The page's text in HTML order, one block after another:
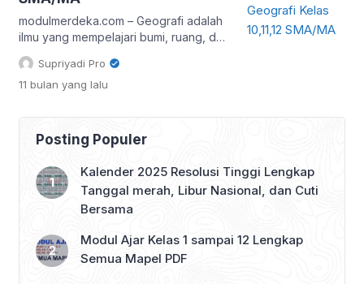
memahami fenomena bumi secara lebih
mendalam dengan pendekatan […]
modulmerdeka.com – Geografi adalah
ilmu yang mempelajari bumi, ruang, dan
segala fenomena di dalamnya. Namun,
di era digital ini, geografi tidak hanya
berhenti pada peta dan atlas. Kita bisa
berikutnya dengan mengintegrasikan
teknologi mutakhir seperti deep
learning. Artikel ini akan membahas
bagaimana guru dapat memanfaatkan
modul ajar berbasis deep learning […]
Supriyadi Pro
11 bulan yang lalu
Posting Populer
Kalender 2025 Resolusi Tinggi Lengkap
Tanggal merah, Libur Nasional, dan Cuti
Bersama
Modul Ajar Kelas 1 sampai 12 Lengkap
Semua Mapel PDF